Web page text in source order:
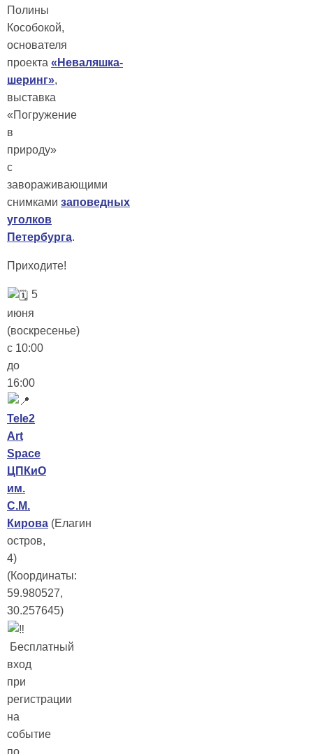
Полины
Кособокой,
основателя
проекта «Неваляшка-
шеринг»,
выставка
«Погружение
в
природу»
с
завораживающими
снимками заповедных
уголков
Петербурга.
Приходите!
5
июня
(воскресенье)
с 10:00
до
16:00
Tele2
Art
Space
ЦПКиО
им.
С.М.
Кирова (Елагин
остров,
4)
(Координаты:
59.980527,
30.257645)
Бесплатный
вход
при
регистрации
на
событие
по